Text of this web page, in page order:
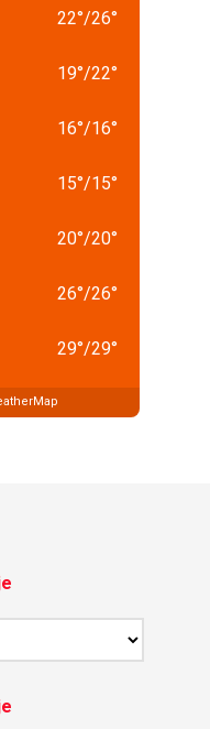
22°/26°
19°/22°
16°/16°
15°/15°
20°/20°
26°/26°
29°/29°